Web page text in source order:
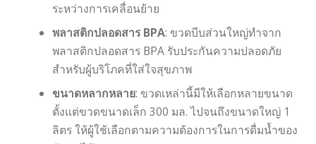
ระหว่างการเคลื่อนย้าย
พลาสติกปลอดสาร BPA: ขวดบีบส่วนใหญ่ทำจาก
พลาสติกปลอดสาร BPA รับประกันความปลอดภัย
สำหรับผู้บริโภคที่ใส่ใจสุขภาพ
ขนาดหลากหลาย: ขวดเหล่านี้มีให้เลือกหลายขนาด
ตั้งแต่ขวดขนาดเล็ก 300 มล. ไปจนถึงขนาดใหญ่ 1
ลิตร ให้ผู้ใช้เลือกตามความต้องการในการดื่มน้ำของ